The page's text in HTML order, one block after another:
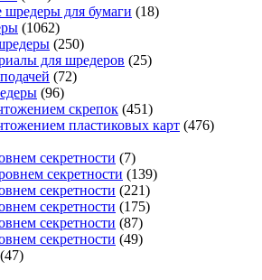
для бумаги (18)
(1062)
(250)
для шредеров (25)
(72)
(96)
скрепок (451)
пластиковых карт (476)
секретности (7)
секретности (139)
секретности (221)
секретности (175)
секретности (87)
секретности (49)
(47)